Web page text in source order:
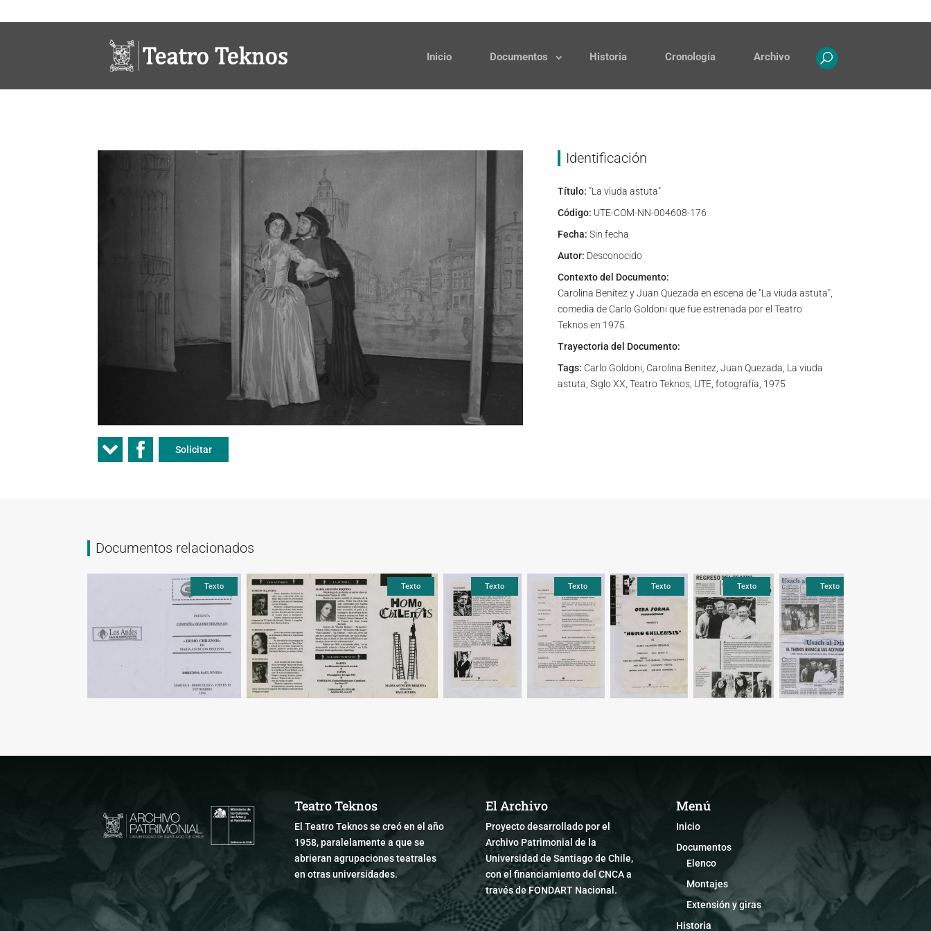
Inicio Documentos Historia Cronología Archivo
Solicitar
Identificación
Título: "La viuda astuta"
Código: UTE-COM-NN-004608-176
Fecha: Sin fecha
Autor: Desconocido
Contexto del Documento:
Carolina Benítez y Juan Quezada en escena de "La viuda astuta",
comedia de Carlo Goldoni que fue estrenada por el Teatro
Teknos en 1975.
Trayectoria del Documento:
Tags: Carlo Goldoni, Carolina Benitez, Juan Quezada, La viuda
astuta, Siglo XX, Teatro Teknos, UTE, fotografía, 1975
Documentos relacionados
Texto Texto Texto Texto Texto Texto Texto
Teatro Teknos
El Teatro Teknos se creó en el año
1958, paralelamente a que se
abrieran agrupaciones teatrales
en otras universidades.
El Archivo
Proyecto desarrollado por el
Archivo Patrimonial de la
Universidad de Santiago de Chile,
con el financiamiento del CNCA a
través de FONDART Nacional.
Menú
Inicio
Documentos
Elenco
Montajes
Extensión y giras
Historia